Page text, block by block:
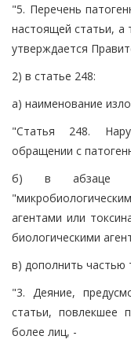
"5. Перечень
настоящей статьи, а
утверждается
2) в статье 248:
а) наименование
"Статья 248.
обращении с
б) в абзаце
агентами или
биологическими
в) дополнить частью
"3. Деяние,
статьи, повлекшее
более лиц, -